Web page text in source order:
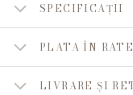
SPECIFICAȚII
PLATA ÎN RATE
LIVRARE ȘI